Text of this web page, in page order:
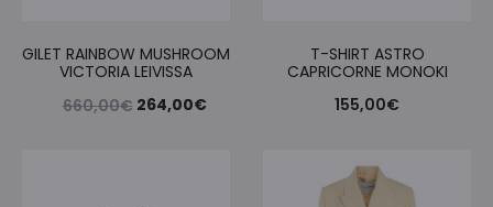
GILET RAINBOW MUSHROOM
VICTORIA LEIVISSA
660,00€ Le
264,00€Le
T-SHIRT ASTRO
CAPRICORNE MONOKI
155,00€